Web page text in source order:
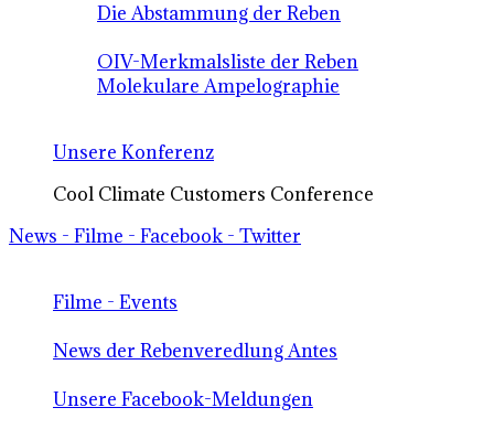
Die Abstammung der Reben
OIV-Merkmalsliste der Reben
Molekulare Ampelographie
Unsere Konferenz
Cool Climate Customers Conference
News - Filme - Facebook - Twitter
Filme - Events
News der Rebenveredlung Antes
Unsere Facebook-Meldungen